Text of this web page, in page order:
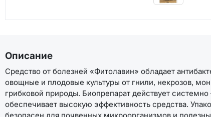
Описание
Средство от болезней «Фитолавин» обладает
овощные и плодовые культуры от гнили, некрозов,
грибковой природы. Биопрепарат действует
обеспечивает высокую эффективность средства.
безопасен для почвенных микроорганизмов и